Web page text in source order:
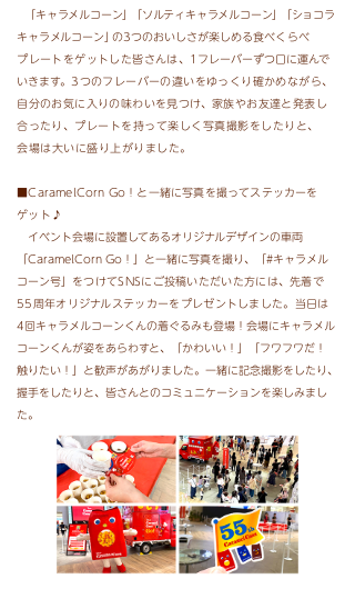
「キャラメルコーン 「ソルティキャラメルコーン 「ショコラ
キャラメルコーン の3つのおいしさが楽しめる食べくらべ
プレートをゲットした皆さんは、 1フレーバーずつ口に運んで
いきます。 3つのフレーバーの違いをゆっくり確かめながら、
自分のお気に入りの味わいを見つけ、家族やお友達と発表し
合ったり、 プレートを持って楽しく写真撮影をしたりと、
会場は大いに盛り上がりました。
■CaramelCorn Go！と一緒に写真を撮ってステッカーを
ゲット♪
イベント会場に設置してあるオリジナルデザインの車両
「CaramelCorn Go！」と一緒に写真を撮り、 「#キャラメル
コーン号」 をつけてSNSにご投稿いただいた方には、先着で
55周年オリジナルステッカーを プレゼントしました。 当日は
4回キャラメルコーンくんの着ぐるみも登場！会場にキャラメル
コーンくんが姿をあらわすと、「かわいい！」「フワフワだ！
触りたい！」と歓声があがりました。一緒に記念撮影をしたり、
握手をしたりと、皆さんとのコミュニケーションを楽しみまし
た。